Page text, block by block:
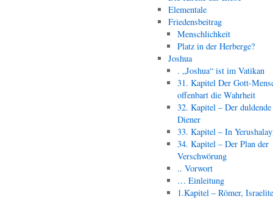
Elementale
Friedensbeitrag
Menschlichkeit
Platz in der Herberge?
Joshua
. „Joshua“ ist im Vatikan
31. Kapitel Der Gott-
offenbart die Wahrheit
32. Kapitel – Der duldende
Diener
33. Kapitel – In
34. Kapitel – Der Plan der
Verschwörung
.. Vorwort
… Einleitung
1.Kapitel – Römer,